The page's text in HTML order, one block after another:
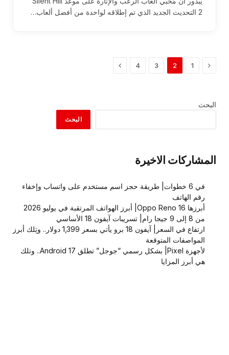
2 التحديث الجديد الذي تم إطلاقه لواحدة من أفضل ألعاب…
السابق
1
2
3
4 التالي
البحث
البحث
المشاركات الاخيرة
في 6 خطوات| طريقة حجز اسم مستخدم على واتساب وإخفاء
رقم الهاتف
أبرزها Oppo Reno 16| أبرز الهواتف المرتقبة في يوليو 2026
من 8 إلى 9 جيجا رام| تسريبات آيفون 18 الأساسي
ارتفاع في السعر| آيفون 18 برو يأتي بسعر 1,399 دولار.. وتِلك أبرز
المواصفات المتوقعة
لأجهزة Pixel| بشكل رسمي “جوجل” تطلق Android 17.. وتلك
هي أبرز المزايا